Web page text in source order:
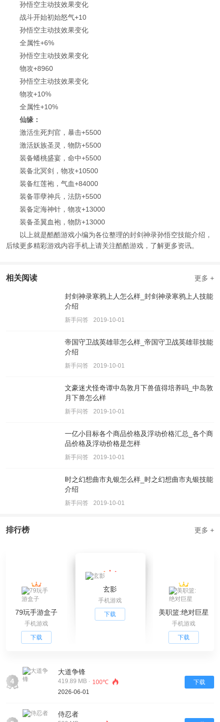
孙悟空主动技效果变化
战斗开始初始怒气+10
孙悟空主动技效果变化
全属性+6%
孙悟空主动技效果变化
物攻+8960
孙悟空主动技效果变化
物攻+10%
全属性+10%
仙缘：
激活生死判官，暴击+5500
激活妖族圣灵，物防+5500
装备蟠桃盛宴，命中+5500
装备北冥剑，物攻+10500
装备红莲袍，气血+84000
装备罪孽神兵，法防+5500
装备定海神针，物攻+13000
装备圣翼血袍，物防+13000
以上就是酷酷游戏小编为各位整理的封剑神录孙悟空技能介绍，
后续更多精彩游戏内容手机上请关注酷酷游戏，了解更多资讯。
相关阅读 更多 +
封剑神录寒鸦上人怎么样_封剑神录寒鸦上人技能
介绍
新手问答 2019-10-01
帝国守卫战英雄菲怎么样_帝国守卫战英雄菲技能
介绍
新手问答 2019-10-01
文豪迷犬怪奇谭中岛敦月下兽值得培养吗_中岛敦
月下兽怎么样
新手问答 2019-10-01
一亿小目标各个商品价格及浮动价格汇总_各个商
品价格及浮动价格是怎样
新手问答 2019-10-01
时之幻想曲市丸银怎么样_时之幻想曲市丸银技能
介绍
新手问答 2019-10-01
排行榜 更多 +
79玩手游盒子
手机游戏
下载
玄影
手机游戏
下载
美职篮:绝对巨星
手机游戏
下载
4
大道争锋
419.89 MB · 100℃
2026-06-01
下载
侍忍者